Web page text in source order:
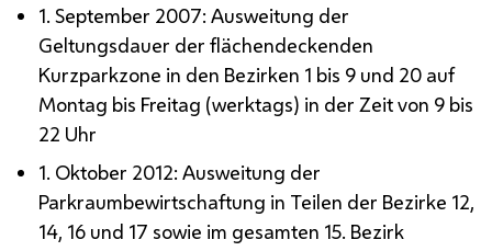
1. September 2007: Ausweitung der
Geltungsdauer der flächendeckenden
Kurzparkzone in den Bezirken 1 bis 9 und 20 auf
Montag bis Freitag (werktags) in der Zeit von 9 bis
22 Uhr
1. Oktober 2012: Ausweitung der
Parkraumbewirtschaftung in Teilen der Bezirke 12,
14, 16 und 17 sowie im gesamten 15. Bezirk